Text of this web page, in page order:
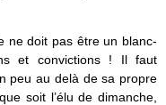
ne doit pas être un blanc-
et convictions ! Il faut
peu au delà de sa propre
soit l’élu de dimanche,